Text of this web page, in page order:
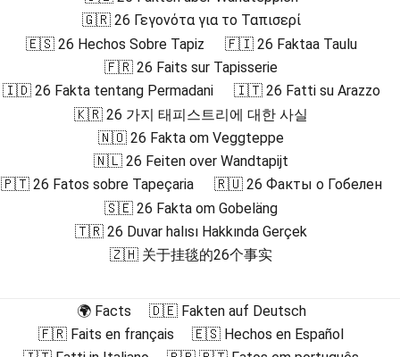
🇬🇷 26 Γεγονότα για το Ταπισερί
🇪🇸 26 Hechos Sobre Tapiz
🇫🇮 26 Faktaa Taulu
🇫🇷 26 Faits sur Tapisserie
🇮🇩 26 Fakta tentang Permadani
🇮🇹 26 Fatti su Arazzo
🇰🇷 26 가지 태피스트리에 대한 사실
🇳🇴 26 Fakta om Veggteppe
🇳🇱 26 Feiten over Wandtapijt
🇵🇹 26 Fatos sobre Tapeçaria
🇷🇺 26 Факты о Гобелен
🇸🇪 26 Fakta om Gobeläng
🇹🇷 26 Duvar halısı Hakkında Gerçek
🇿🇭 关于挂毯的26个事实
🌍 Facts
🇩🇪 Fakten auf Deutsch
🇫🇷 Faits en français
🇪🇸 Hechos en Español